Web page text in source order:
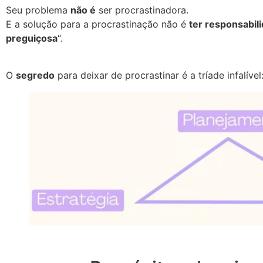
Seu problema não é ser procrastinadora.
E a solução para a procrastinação não é ter
preguiçosa“.
O segredo para deixar de procrastinar é a tríade infalível: